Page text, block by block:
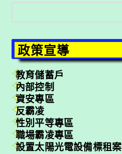
搜
尋
政策宣導
教育儲蓄戶
內部控制
資安專區
反霸凌
性別平等專區
職場霸凌專區
設置太陽光電設備標租案